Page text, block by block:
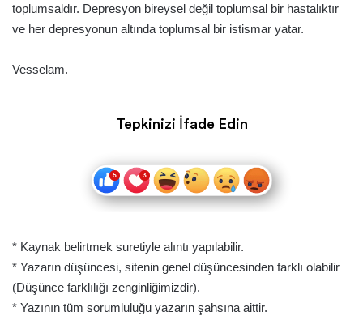
toplumsaldır. Depresyon bireysel değil toplumsal bir hastalıktır
ve her depresyonun altında toplumsal bir istismar yatar.
Vesselam.
Tepkinizi İfade Edin
* Kaynak belirtmek suretiyle alıntı yapılabilir.
* Yazarın düşüncesi, sitenin genel düşüncesinden farklı olabilir
(Düşünce farklılığı zenginliğimizdir).
* Yazının tüm sorumluluğu yazarın şahsına aittir.